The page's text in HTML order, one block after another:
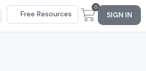
Free Resources
0
SIGN IN